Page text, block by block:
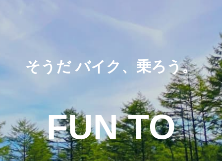
そうだ バイク、乗ろう。
FUN TO